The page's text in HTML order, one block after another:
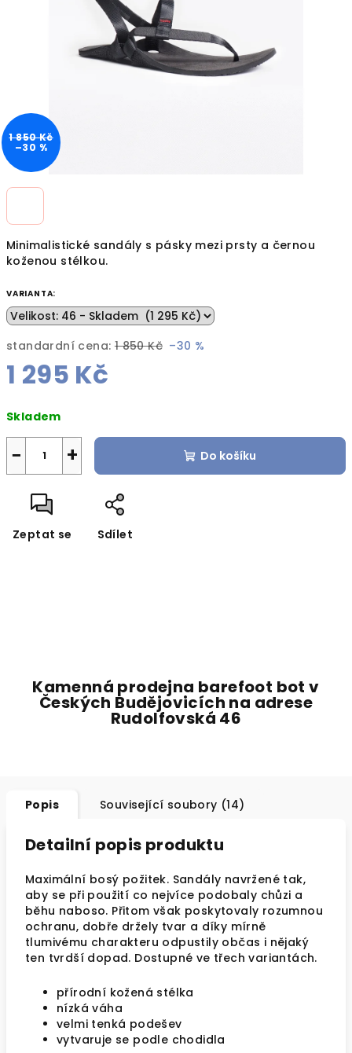
Minimalistické sandály s pásky mezi prsty a černou
koženou stélkou.
VARIANTA:
standardní cena: 1 850 Kč –30 %
1 295 Kč
cena:
Skladem
+
− Do košíku
Zeptat se Sdílet
hvězdiček.
1 850 Kč
–30 %
Kamenná prodejna barefoot bot v
Českých Budějovicích na adrese
Rudolfovská 46
Popis Související soubory (14)
Detailní popis produktu
Maximální bosý požitek. Sandály navržené tak,
aby se při použití co nejvíce podobaly chůzi a
běhu naboso. Přitom však poskytovaly rozumnou
ochranu, dobře držely tvar a díky mírně
tlumivému charakteru odpustily občas i nějaký
ten tvrdší dopad. Dostupné ve třech variantách.
přírodní kožená stélka
nízká váha
velmi tenká podešev
vytvaruje se podle chodidla